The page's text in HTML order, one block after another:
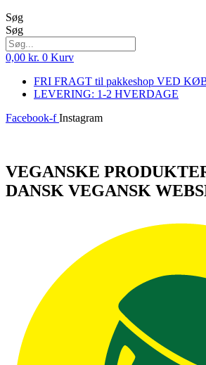
Søg
Søg
0,00 kr. 0 Kurv
FRI FRAGT til pakkeshop VED
LEVERING: 1-2 HVERDAGE
Facebook-f Instagram
VEGANSKE
DANSK VEGANSK